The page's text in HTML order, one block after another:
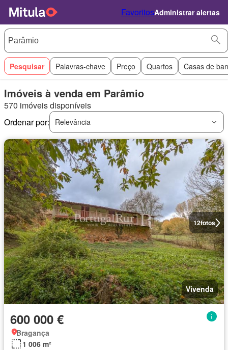
FavoritosAdministrar alertas
Pesquisar Palavras-chave Preço Quartos Casas de
Imóveis à venda em Parâmio
570 imóveis disponíveis
Ordenar por:
Relevância
12fotos
Vivenda
600 000 €
Bragança
1 006 m²